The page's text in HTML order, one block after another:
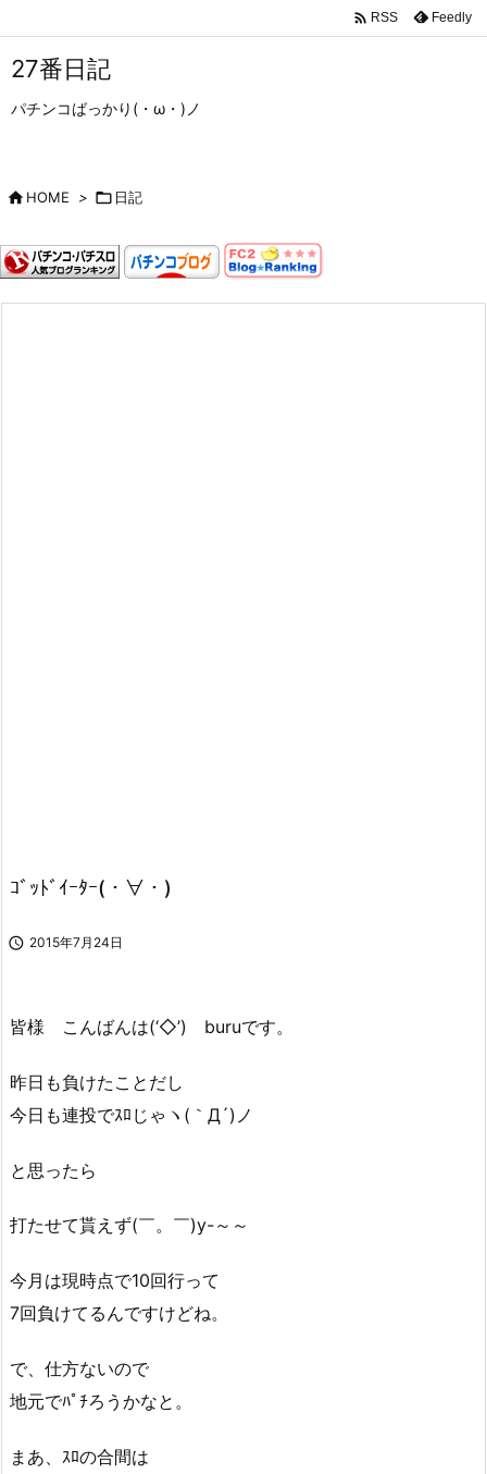
 RSS Feedly
27番日記
パチンコばっかり(・ω・)ノ
HOME >  日記
ｺﾞｯﾄﾞｲｰﾀｰ(・∀・)
 2015年7月24日
皆様 こんばんは(‘◇’)ゞburuです。
昨日も負けたことだし
今日も連投でｽﾛじゃヽ(｀Д´)ノ
と思ったら
打たせて貰えず(￣。￣)y-～～
今月は現時点で10回行って
7回負けてるんですけどね。
で、仕方ないので
地元でﾊﾟﾁろうかなと。
まあ、ｽﾛの合間は